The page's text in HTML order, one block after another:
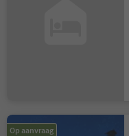
Op aanvraag